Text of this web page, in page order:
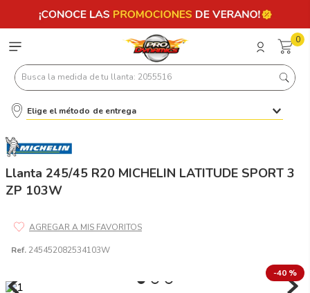
0
Busca la medida de tu llanta: 2055516
Elige el método de entrega
Llanta 245/45 R20 MICHELIN LATITUDE SPORT 3
ZP 103W
Ref. 245452082534103W
-40 %
Términos más buscados
7 245